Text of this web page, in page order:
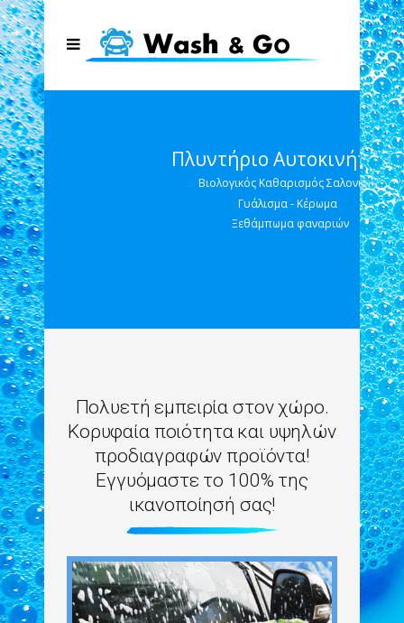
&
Πλυντήριο Αυτοκινήτων
Βιολογικός Καθαρισμός Σαλονιών
Γυάλισμα - Κέρωμα
Ξεθάμπωμα φαναριών
Πολυετή εμπειρία στον χώρο.
Κορυφαία ποιότητα και υψηλών
προδιαγραφών προϊόντα!
Εγγυόμαστε το 100% της
ικανοποίησή σας!